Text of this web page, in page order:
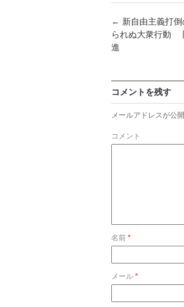
← 新自由主義打
られぬ大衆行動
進
コメントを残す
メールアドレスが公
コメント
名前 *
メール *